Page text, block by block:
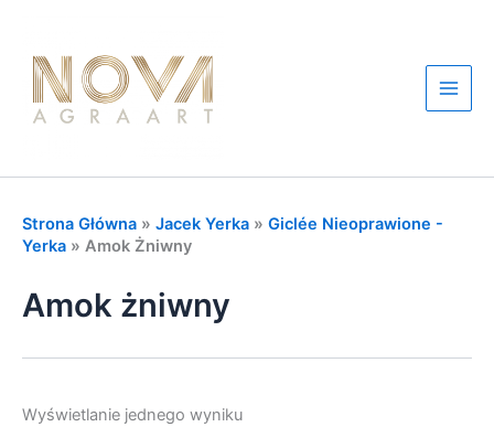
treści
Main
Strona Główna » Jacek Yerka » Giclée Nieoprawione -
Yerka » Amok Żniwny
Amok żniwny
Wyświetlanie jednego wyniku